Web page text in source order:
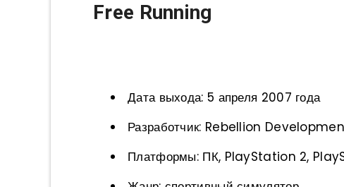
Free Running
Дата выхода: 5 апреля 2007 года
Разработчик: Rebellion
Платформы: ПК, PlayStation 2,